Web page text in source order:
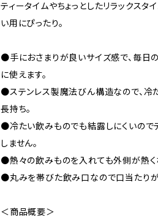
ティータイムやちょっとしたリラックスタ
い用にぴったり。
●手におさまりが良いサイズ感で、毎日
に使えます。
●ステンレス製魔法びん構造なので、冷
長持ち。
●冷たい飲みものでも結露しにくいので
しません。
●熱々の飲みものを入れても外側が熱く
●丸みを帯びた飲み口なので口当たりが
＜商品概要＞